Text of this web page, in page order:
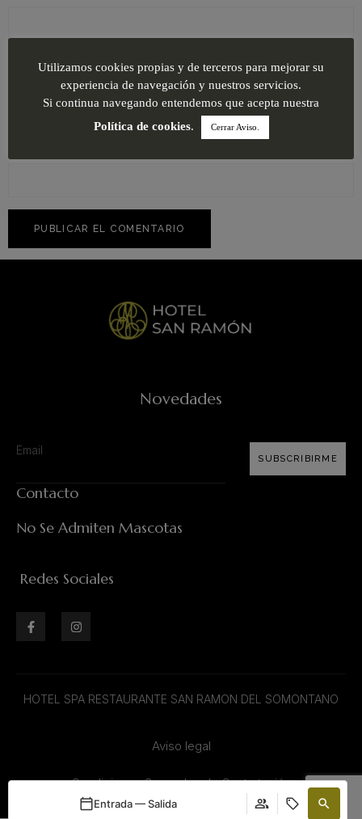
Correo electrónico*
Novedades
SUBSCRIBIRME
Contacto
No Se Admiten Mascotas
Redes Sociales
HOTEL SPA RESTAURANTE SAN RAMON DEL SOMONTANO
Aviso legal
Condiciones Generales de Contratación
Utilizamos cookies propias y de terceros para mejorar su
experiencia de navegación y nuestros servicios.
Si continua navegando entendemos que acepta nuestra
Política de cookies. Cerrar Aviso.
Entrada — Salida